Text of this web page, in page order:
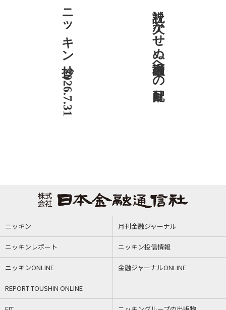
ニッキン抄 2026.7.31 社説 欠かせぬ金融市場への目配り
ニッキン 月刊金融ジャーナル
ニッキンレポート ニッキン投信情報
ニッキンONLINE 金融ジャーナルONLINE
REPORT TOUSHIN ONLINE